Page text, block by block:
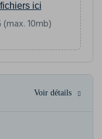
ici
(max. 10mb)
Voir détails